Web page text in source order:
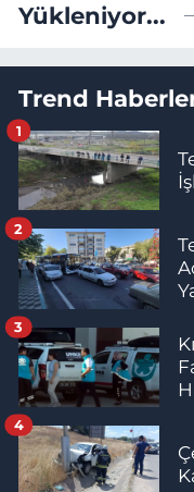
Yükleniyor...
Trend
1
2
3
4